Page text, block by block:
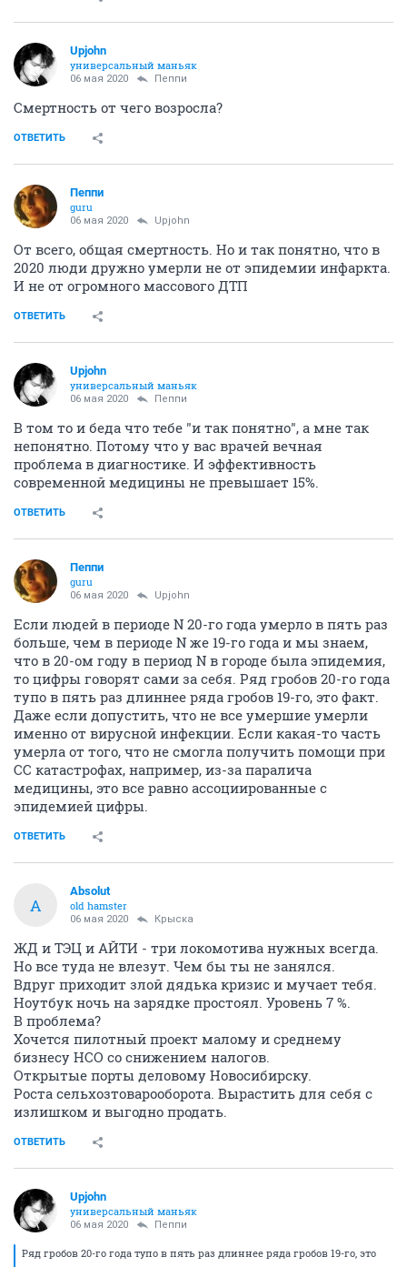
Upjohn
универсальный маньяк
06 мая 2020 Пeппи
Смертность от чего возросла?
ОТВЕТИТЬ
Пeппи
guru
06 мая 2020 Upjohn
От всего, общая смертность. Но и так понятно, что в
2020 люди дружно умерли не от эпидемии инфаркта.
И не от огромного массового ДТП
ОТВЕТИТЬ
Upjohn
универсальный маньяк
06 мая 2020 Пeппи
В том то и беда что тебе "и так понятно", а мне так
непонятно. Потому что у вас врачей вечная
проблема в диагностике. И эффективность
современной медицины не превышает 15%.
ОТВЕТИТЬ
Пeппи
guru
06 мая 2020 Upjohn
Если людей в периоде N 20-го года умерло в пять раз
больше, чем в периоде N же 19-го года и мы знаем,
что в 20-ом году в период N в городе была эпидемия,
то цифры говорят сами за себя. Ряд гробов 20-го года
тупо в пять раз длиннее ряда гробов 19-го, это факт.
Даже если допустить, что не все умершие умерли
именно от вирусной инфекции. Если какая-то часть
умерла от того, что не смогла получить помощи при
СС катастрофах, например, из-за паралича
медицины, это все равно ассоциированные с
эпидемией цифры.
ОТВЕТИТЬ
A
Absolut
old hamster
06 мая 2020 Крыска
ЖД и ТЭЦ и АЙТИ - три локомотива нужных всегда.
Но все туда не влезут. Чем бы ты не занялся.
Вдруг приходит злой дядька кризис и мучает тебя.
Ноутбук ночь на зарядке простоял. Уровень 7 %.
В проблема?
Хочется пилотный проект малому и среднему
бизнесу НСО со снижением налогов.
Открытые порты деловому Новосибирску.
Роста сельхозтоварооборота. Вырастить для себя с
излишком и выгодно продать.
ОТВЕТИТЬ
Upjohn
универсальный маньяк
06 мая 2020 Пeппи
Ряд гробов 20-го года тупо в пять раз длиннее ряда гробов 19-го, это